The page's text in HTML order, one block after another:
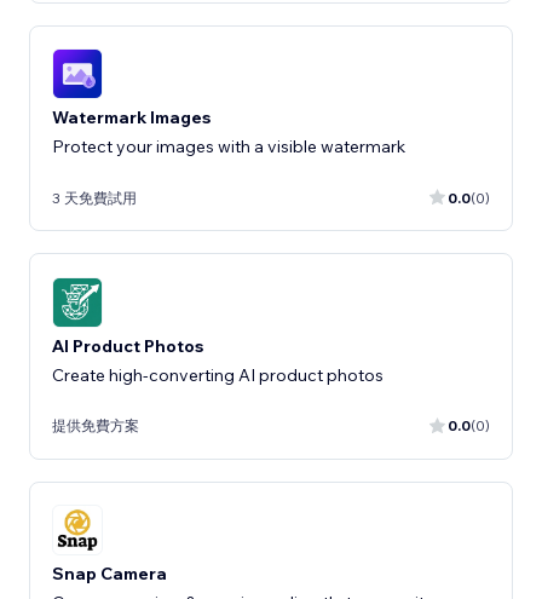
Watermark Images
Protect your images with a visible watermark
3 天免費試用 0.0(0)
AI Product Photos
Create high-converting AI product photos
提供免費方案 0.0(0)
Snap Camera